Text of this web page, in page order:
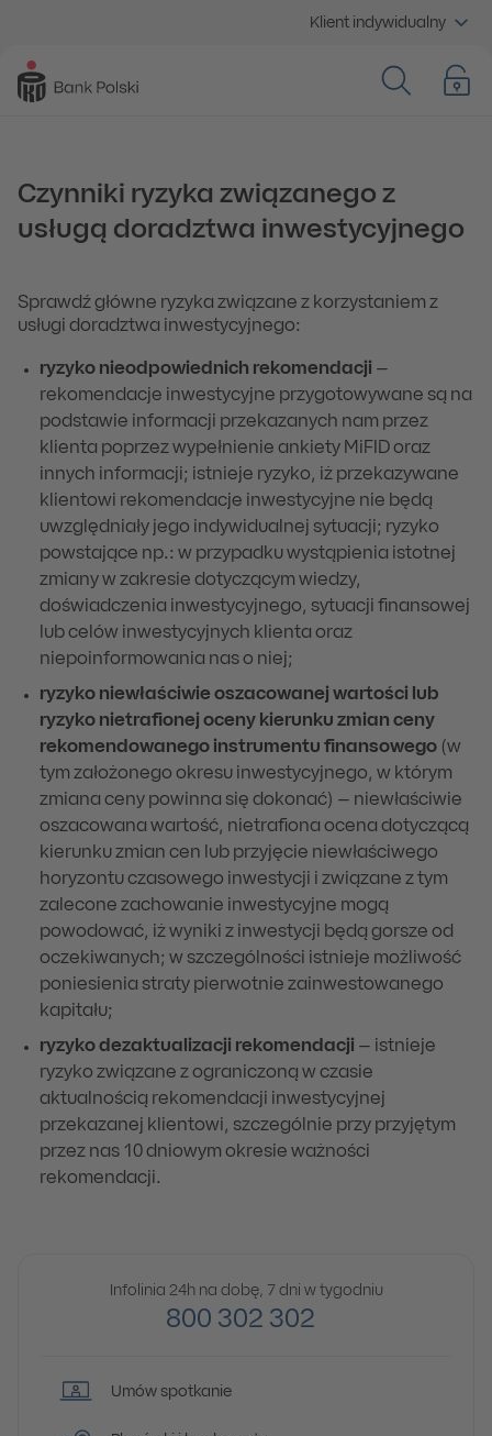
Klient indywidualny
Czynniki ryzyka związanego z
usługą doradztwa inwestycyjnego
Sprawdź główne ryzyka związane z korzystaniem z
usługi doradztwa inwestycyjnego:
ryzyko nieodpowiednich rekomendacji
–
rekomendacje inwestycyjne przygotowywane są na
podstawie informacji przekazanych nam przez
klienta poprzez wypełnienie ankiety MiFID oraz
innych informacji; istnieje ryzyko, iż przekazywane
klientowi rekomendacje inwestycyjne nie będą
uwzględniały jego indywidualnej sytuacji; ryzyko
powstające np.: w przypadku wystąpienia istotnej
zmiany w zakresie dotyczącym wiedzy,
doświadczenia inwestycyjnego, sytuacji finansowej
lub celów inwestycyjnych klienta oraz
niepoinformowania nas o niej;
ryzyko niewłaściwie oszacowanej wartości lub
ryzyko nietrafionej oceny kierunku zmian ceny
rekomendowanego instrumentu finansowego (w
tym założonego okresu inwestycyjnego, w którym
zmiana ceny powinna się dokonać) – niewłaściwie
oszacowana wartość, nietrafiona ocena dotyczącą
kierunku zmian cen lub przyjęcie niewłaściwego
horyzontu czasowego inwestycji i związane z tym
zalecone zachowanie inwestycyjne mogą
powodować, iż wyniki z inwestycji będą gorsze od
oczekiwanych; w szczególności istnieje możliwość
poniesienia straty pierwotnie zainwestowanego
kapitału;
ryzyko dezaktualizacji rekomendacji
– istnieje
ryzyko związane z ograniczoną w czasie
aktualnością rekomendacji inwestycyjnej
przekazanej klientowi, szczególnie przy przyjętym
przez nas 10 dniowym okresie ważności
rekomendacji.
Infolinia 24h na dobę, 7 dni w tygodniu
800 302 302
Umów spotkanie